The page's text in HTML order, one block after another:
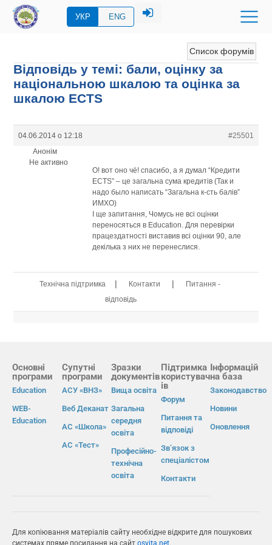
УКР ENG
Список форумів
Відповідь у темі: бали, оцінку за
національною шкалою та оцінка за
шкалою ECTS
04.06.2014 о 12:18
#25501
Анонім
Не активно
О! вот оно чё! спасибо, а я думал “Кредити
ECTS” – це загальна сума кредитів (Так и
надо было написать “Загальна к-сть балів”
ИМХО)
І ще запитання, Чомусь не всі оцінки
переносяться в Education. Для перевірки
працездатності виставив всі оцінки 90, але
декілька з них не перенеслися.
Технічна підтримка | Контакти |
Питання -
відповідь
Основні
програми
Education
WEB-
Education
Супутні
програми
АСУ «ВНЗ»
Веб Деканат
АС «Школа»
АС «Тест»
Зразки
документів
Вища освіта
Загальна
середня
освіта
Професійно-
технічна
освіта
Підтримка
користувач
ів
Форум
Питання та
відповіді
Зв’язок з
спеціалістом
Контакти
Інформацій
на база
Законодавство
Новини
Оновлення
Для копіювання матеріалів сайту необхідне відкрите для пошукових
системах пряме посилання на сайт osvita.net.